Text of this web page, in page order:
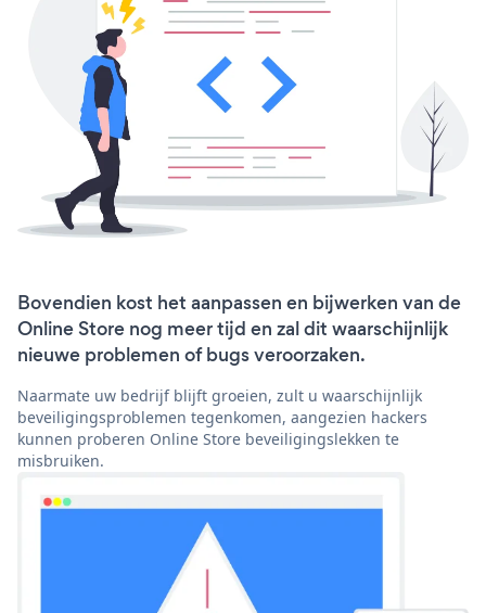
Bovendien kost het aanpassen en bijwerken van de
Online Store nog meer tijd en zal dit waarschijnlijk
nieuwe problemen of bugs veroorzaken.
Naarmate uw bedrijf blijft groeien, zult u waarschijnlijk
beveiligingsproblemen tegenkomen, aangezien hackers
kunnen proberen Online Store beveiligingslekken te
misbruiken.